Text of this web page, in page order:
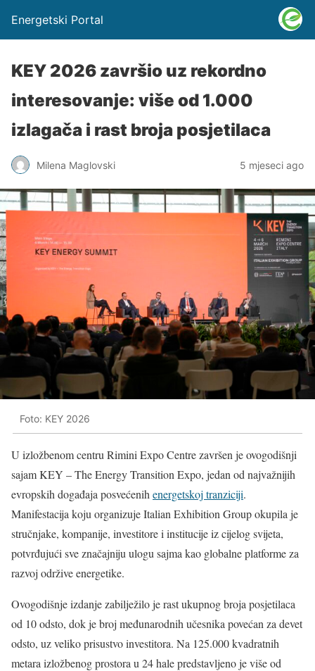
Energetski Portal
KEY 2026 završio uz rekordno
interesovanje: više od 1.000
izlagača i rast broja posjetilaca
Milena Maglovski 5 mjeseci ago
Foto: KEY 2026
U izložbenom centru Rimini Expo Centre završen je ovogodišnji
sajam KEY – The Energy Transition Expo, jedan od najvažnijih
evropskih događaja posvećenihenergetskoj tranziciji.
Manifestacija koju organizuje Italian Exhibition Group okupila je
stručnjake, kompanije, investitore i institucije iz cijelog svijeta,
potvrđujući sve značajniju ulogu sajma kao globalne platforme za
razvoj održive energetike.
Ovogodišnje izdanje zabilježilo je rast ukupnog broja posjetilaca
od 10 odsto, dok je broj međunarodnih učesnika povećan za devet
odsto, uz veliko prisustvo investitora. Na 125.000 kvadratnih
metara izložbenog prostora u 24 hale predstavljeno je više od